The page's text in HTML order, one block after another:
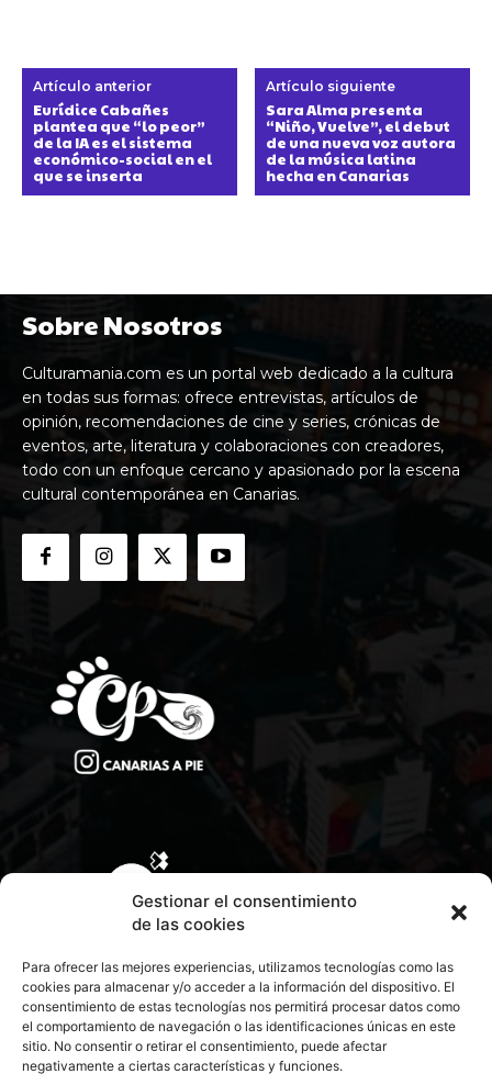
Gestionar el consentimiento
de las cookies
Para ofrecer las mejores experiencias, utilizamos tecnologías como las
cookies para almacenar y/o acceder a la información del dispositivo. El
consentimiento de estas tecnologías nos permitirá procesar datos como
el comportamiento de navegación o las identificaciones únicas en este
sitio. No consentir o retirar el consentimiento, puede afectar
negativamente a ciertas características y funciones.
Artículo anterior
Eurídice Cabañes
plantea que “lo peor”
de la IA es el sistema
económico-social en el
que se inserta
Artículo siguiente
Sara Alma presenta
“Niño, Vuelve”, el debut
de una nueva voz autora
de la música latina
hecha en Canarias
Sobre Nosotros
Culturamania.com es un portal web dedicado a la cultura
en todas sus formas: ofrece entrevistas, artículos de
opinión, recomendaciones de cine y series, crónicas de
eventos, arte, literatura y colaboraciones con creadores,
todo con un enfoque cercano y apasionado por la escena
cultural contemporánea en Canarias.
CONTACTA CON NOSOTROS